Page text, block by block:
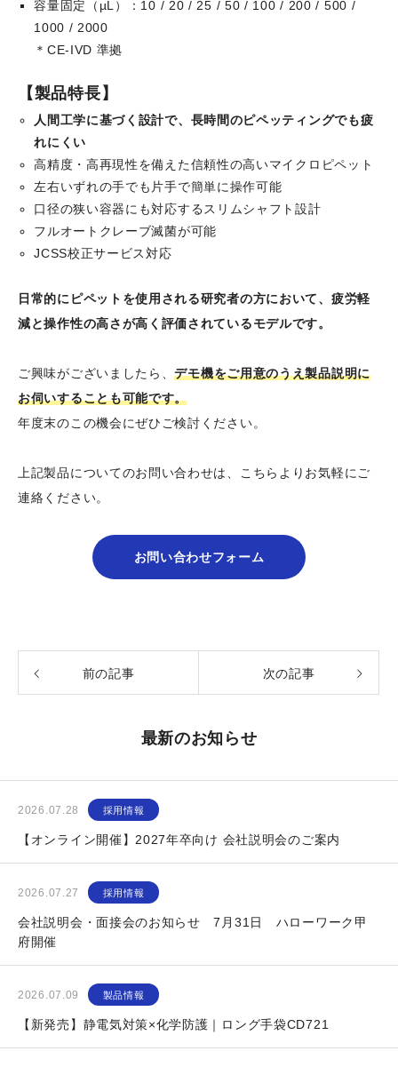
容量固定（µL）：10 / 20 / 25 / 50 / 100 / 200 / 500 /
1000 / 2000
＊CE-IVD 準拠
【製品特長】
人間工学に基づく設計で、長時間のピペッティングでも疲
れにくい
高精度・高再現性を備えた信頼性の高いマイクロピペット
左右いずれの手でも片手で簡単に操作可能
口径の狭い容器にも対応するスリムシャフト設計
フルオートクレーブ滅菌が可能
JCSS校正サービス対応
日常的にピペットを使用される研究者の方において、疲労軽
減と操作性の高さが高く評価されているモデルです。
ご興味がございましたら、デモ機をご用意のうえ製品説明に
お伺いすることも可能です。
年度末のこの機会にぜひご検討ください。
上記製品についてのお問い合わせは、こちらよりお気軽にご
連絡ください。
お問い合わせフォーム
前の記事 次の記事
最新のお知らせ
2026.07.28 採用情報
【オンライン開催】2027年卒向け 会社説明会のご案内
2026.07.27 採用情報
会社説明会・面接会のお知らせ 7月31日 ハローワーク甲
府開催
2026.07.09 製品情報
【新発売】静電気対策×化学防護｜ロング手袋CD721